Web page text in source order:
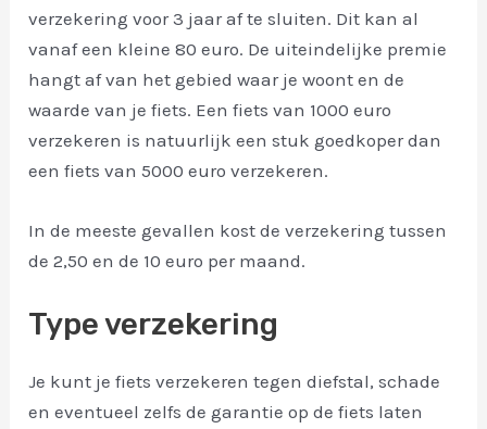
verzekering voor 3 jaar af te sluiten. Dit kan al
vanaf een kleine 80 euro. De uiteindelijke premie
hangt af van het gebied waar je woont en de
waarde van je fiets. Een fiets van 1000 euro
verzekeren is natuurlijk een stuk goedkoper dan
een fiets van 5000 euro verzekeren.
In de meeste gevallen kost de verzekering tussen
de 2,50 en de 10 euro per maand.
Type verzekering
Je kunt je fiets verzekeren tegen diefstal, schade
en eventueel zelfs de garantie op de fiets laten